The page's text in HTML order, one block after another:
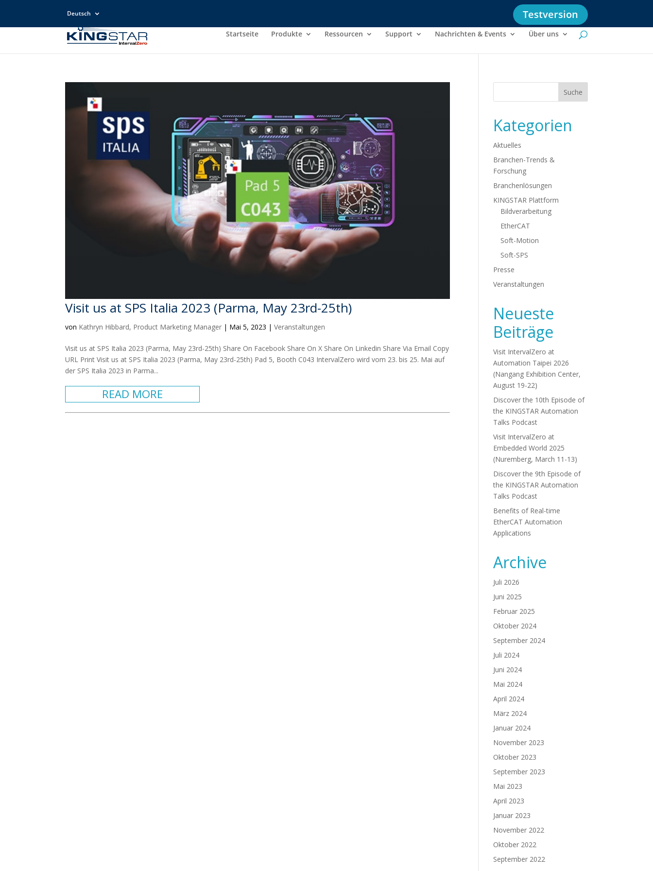
Deutsch Testversion
Startseite Produkte Ressourcen Support Nachrichten & Events Über uns
Visit us at SPS Italia 2023 (Parma, May 23rd-25th)
von Kathryn Hibbard, Product Marketing Manager | Mai 5, 2023 |Veranstaltungen
Visit us at SPS Italia 2023 (Parma, May 23rd-25th) Share On Facebook Share On X Share On Linkedin Share Via Email Copy
URL Print Visit us at SPS Italia 2023 (Parma, May 23rd-25th) Pad 5, Booth C043 IntervalZero wird vom 23. bis 25. Mai auf
der SPS Italia 2023 in Parma...
READ MORE
Kategorien
Aktuelles
Branchen-Trends &
Forschung
Branchenlösungen
KINGSTAR Plattform
Bildverarbeitung
EtherCAT
Soft-Motion
Soft-SPS
Presse
Veranstaltungen
Neueste
Beiträge
Visit IntervalZero at
Automation Taipei 2026
(Nangang Exhibition Center,
August 19-22)
Discover the 10th Episode of
the KINGSTAR Automation
Talks Podcast
Visit IntervalZero at
Embedded World 2025
(Nuremberg, March 11-13)
Discover the 9th Episode of
the KINGSTAR Automation
Talks Podcast
Benefits of Real-time
EtherCAT Automation
Applications
Archive
Juli 2026
Juni 2025
Februar 2025
Oktober 2024
September 2024
Juli 2024
Juni 2024
Mai 2024
April 2024
März 2024
Januar 2024
November 2023
Oktober 2023
September 2023
Mai 2023
April 2023
Januar 2023
November 2022
Oktober 2022
September 2022